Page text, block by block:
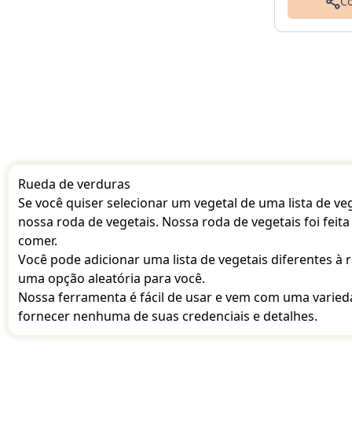
Rueda de verduras
Se você quiser selecionar um vegetal de uma lista de
nossa roda de vegetais. Nossa roda de vegetais foi
comer.
Você pode adicionar uma lista de vegetais diferentes
uma opção aleatória para você.
Nossa ferramenta é fácil de usar e vem com uma
fornecer nenhuma de suas credenciais e detalhes.